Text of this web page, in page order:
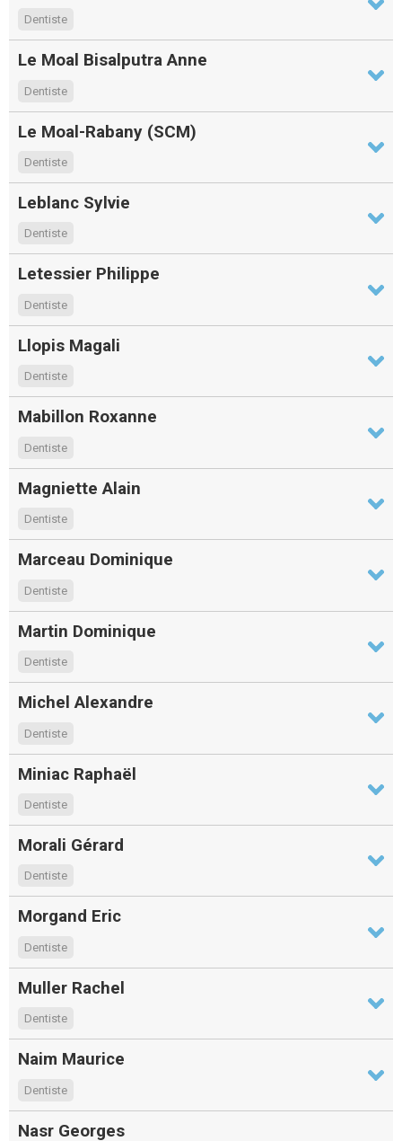
Dentiste
Le Moal Bisalputra Anne
Dentiste
Le Moal-Rabany (SCM)
Dentiste
Leblanc Sylvie
Dentiste
Letessier Philippe
Dentiste
Llopis Magali
Dentiste
Mabillon Roxanne
Dentiste
Magniette Alain
Dentiste
Marceau Dominique
Dentiste
Martin Dominique
Dentiste
Michel Alexandre
Dentiste
Miniac Raphaël
Dentiste
Morali Gérard
Dentiste
Morgand Eric
Dentiste
Muller Rachel
Dentiste
Naim Maurice
Dentiste
Nasr Georges